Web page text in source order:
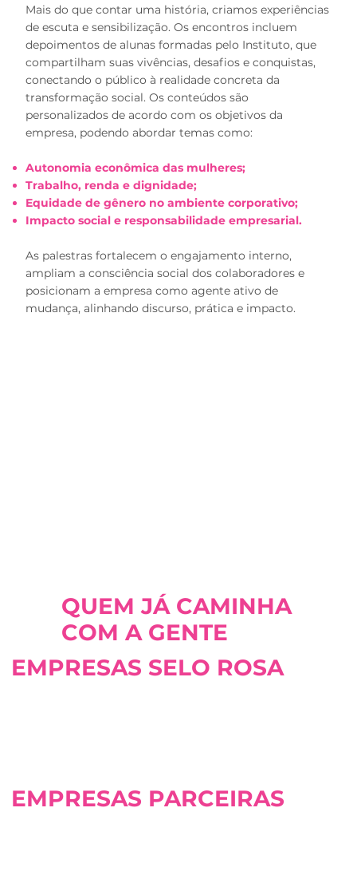
Mais do que contar uma história, criamos experiências
de escuta e sensibilização. Os encontros incluem
depoimentos de alunas formadas pelo Instituto, que
compartilham suas vivências, desafios e conquistas,
conectando o público à realidade concreta da
transformação social. Os conteúdos são
personalizados de acordo com os objetivos da
empresa, podendo abordar temas como:
Autonomia econômica das mulheres;
Trabalho, renda e dignidade;
Equidade de gênero no ambiente corporativo;
Impacto social e responsabilidade empresarial.
As palestras fortalecem o engajamento interno,
ampliam a consciência social dos colaboradores e
posicionam a empresa como agente ativo de
mudança, alinhando discurso, prática e impacto.
QUEM JÁ CAMINHA
COM A GENTE
EMPRESAS SELO ROSA
EMPRESAS PARCEIRAS